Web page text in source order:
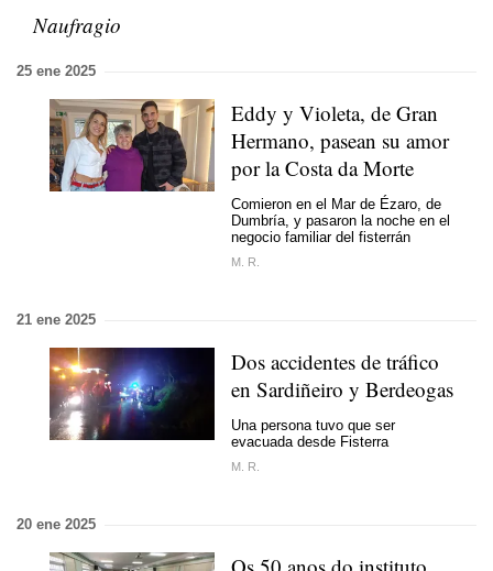
Naufragio
25 ene 2025
Eddy y Violeta, de Gran
Hermano, pasean su amor
por la Costa da Morte
Comieron en el Mar de Ézaro, de
Dumbría, y pasaron la noche en el
negocio familiar del fisterrán
M. R.
21 ene 2025
Dos accidentes de tráfico
en Sardiñeiro y Berdeogas
Una persona tuvo que ser
evacuada desde Fisterra
M. R.
20 ene 2025